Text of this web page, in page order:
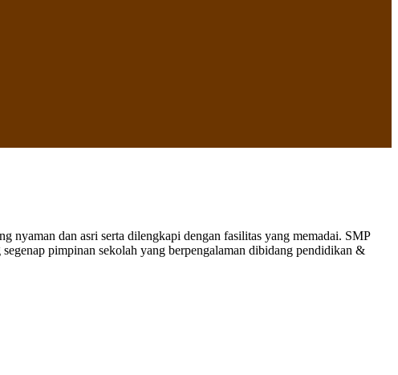
nyaman dan asri serta dilengkapi dengan fasilitas yang memadai. SMP
pimpinan sekolah yang berpengalaman dibidang pendidikan &